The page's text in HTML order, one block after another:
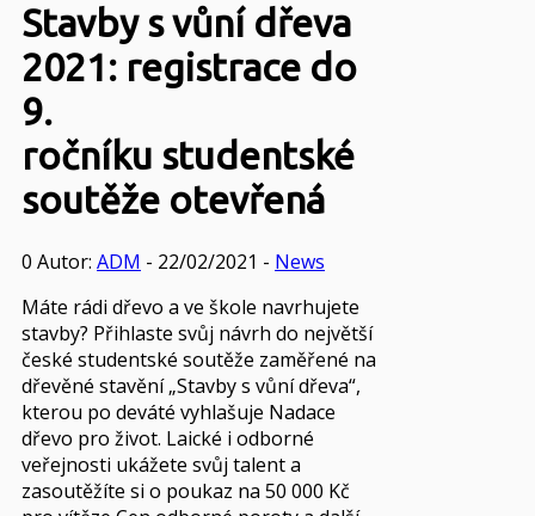
Stavby s vůní dřeva
2021: registrace do
9.
ročníku studentské
soutěže otevřená
0 Autor: ADM - 22/02/2021 - News
Máte rádi dřevo a ve škole navrhujete
stavby? Přihlaste svůj návrh do největší
české studentské soutěže zaměřené na
dřevěné stavění „Stavby s vůní dřeva“,
kterou po deváté vyhlašuje Nadace
dřevo pro život. Laické i odborné
veřejnosti ukážete svůj talent a
zasoutěžíte si o poukaz na 50 000 Kč